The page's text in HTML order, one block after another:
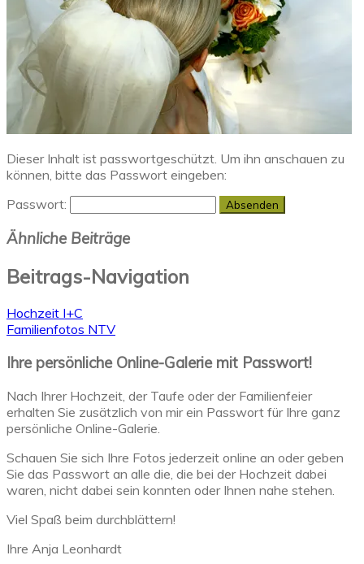
Dieser Inhalt ist passwortgeschützt. Um ihn anschauen zu
können, bitte das Passwort eingeben:
Passwort:
Ähnliche Beiträge
Beitrags-Navigation
Hochzeit I+C
Familienfotos NTV
Ihre persönliche Online-Galerie mit Passwort!
Nach Ihrer Hochzeit, der Taufe oder der Familienfeier
erhalten Sie zusätzlich von mir ein Passwort für Ihre ganz
persönliche Online-Galerie.
Schauen Sie sich Ihre Fotos jederzeit online an oder geben
Sie das Passwort an alle die, die bei der Hochzeit dabei
waren, nicht dabei sein konnten oder Ihnen nahe stehen.
Viel Spaß beim durchblättern!
Ihre Anja Leonhardt